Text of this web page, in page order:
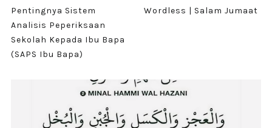
Pentingnya Sistem
Analisis Peperiksaan
Sekolah Kepada Ibu Bapa
(SAPS Ibu Bapa)
Wordless | Salam Jumaat